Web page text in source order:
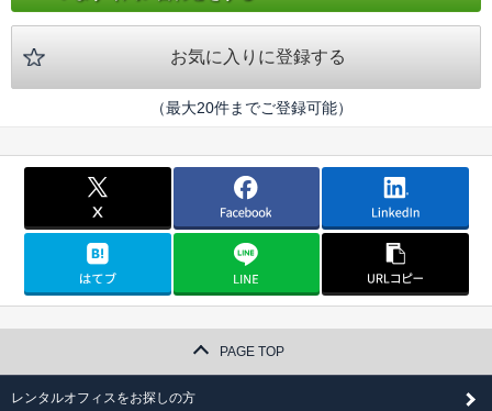
お気に入りに登録する
（最大20件までご登録可能）
PAGE TOP
レンタルオフィスをお探しの方